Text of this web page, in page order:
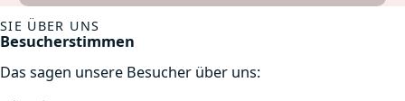
Besucherstimmen
SIE ÜBER UNS
Das sagen unsere Besucher über uns: